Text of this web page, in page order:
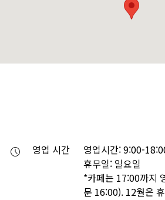
영업 시간
영업시간: 9:00-
휴무일: 일요일
*카페는 17:00까지
문 16:00). 12월은